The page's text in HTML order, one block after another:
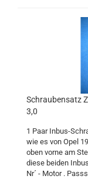
Schraubensatz
3,0
1 Paar Inbus-
wie es von Opel
oben vorne am
diese beiden
Nr´ - Motor .